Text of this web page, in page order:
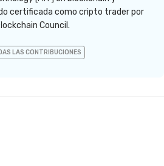
certificada como cripto trader por
Council.
LAS CONTRIBUCIONES